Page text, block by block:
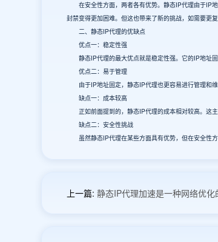
在安全性方面，两者各有优势。静态IP代理由于IP地
封禁变得更加困难。但这也带来了新的挑战，如需要更
二、静态IP代理的优缺点
优点一：稳定性强
静态IP代理的最大优点就是稳定性强。它的IP地址固
优点二：易于管理
由于IP地址固定，静态IP代理也更容易进行管理和维
缺点一：成本较高
正如前面提到的，静态IP代理的成本相对较高。这主
缺点二：安全性挑战
虽然静态IP代理在某些方面具有优势，但在安全性方
上一篇: 静态IP代理加速是一种网络优化